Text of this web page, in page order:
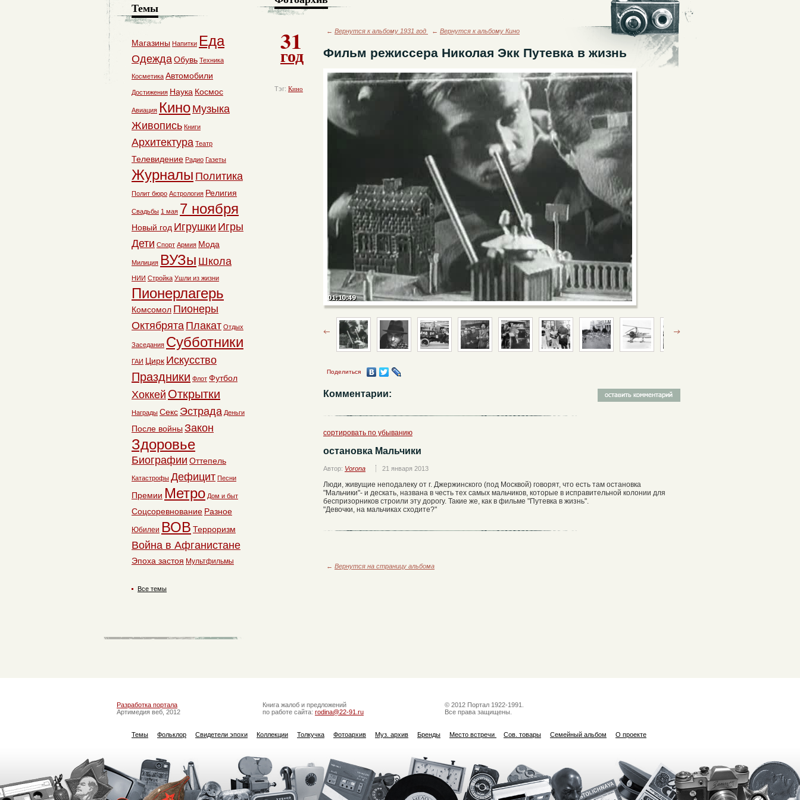
31
год
Тэг: Кино
← Вернутся к альбому 1931 год ← Вернутся к альбому Кино
Фильм режиссера Николая Экк Путевка в жизнь
Поделиться
Комментарии:
сортировать по убыванию
остановка Мальчики
Автор: Vorona 21 января 2013
Люди, живущие неподалеку от г. Джержинского (под Москвой) говорят, что есть там остановка
"Мальчики"- и дескать, названа в честь тех самых мальчиков, которые в исправительной колонии для
беспризорников строили эту дорогу. Такие же, как в фильме "Путевка в жизнь".
"Девочки, на мальчиках сходите?"
← Вернутся на страницу альбома
Темы
Магазины Напитки Еда
ОдеждаОбувь Техника
Косметика Автомобили
Достижения Наука Космос
Авиация Кино Музыка
Живопись Книги
Архитектура Театр
Телевидение Радио Газеты
Журналы Политика
Полит бюро Астрология Религия
Свадьбы 1 мая 7 ноября
Новый год Игрушки Игры
Дети Спорт Армия Мода
Милиция ВУЗы Школа
НИИ Стройка Ушли из жизни
Пионерлагерь
Комсомол Пионеры
Октябрята Плакат Отдых
Заседания Субботники
ГАИ Цирк Искусство
Праздники Флот Футбол
Хоккей Открытки
Награды Секс Эстрада Деньги
После войны Закон
Здоровье
Биографии Оттепель
Катастрофы Дефицит Песни
Премии Метро Дом и быт
Соцсоревнование Разное
Юбилеи ВОВ Терроризм
Война в Афганистане
Эпоха застоя Мультфильмы
Все темы
Разработка портала
Артимедия веб, 2012
Книга жалоб и предложений
по работе сайта: rodina@22-91.ru
© 2012 Портал 1922-1991.
Все права защищены.
Темы Фольклор Свидетели эпохи Коллекции Толкучка Фотоархив Муз. архив Бренды Место встречи Сов. товары Семейный альбом О проекте